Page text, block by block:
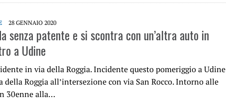
28 GENNAIO 2020
senza patente e si scontra con un’altra auto in
a Udine
in via della Roggia. Incidente questo pomeriggio a Udine
della Roggia all’intersezione con via San Rocco. Intorno alle
30enne alla…